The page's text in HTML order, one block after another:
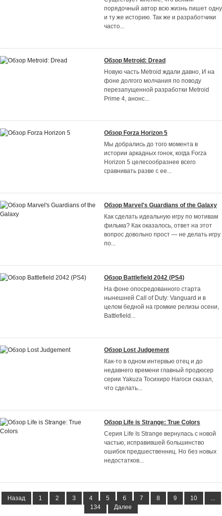
порядочный автор всю жизнь пишет одну
и ту же историю. Так же и разработчики
часто...
Обзор Metroid: Dread
Новую часть Metroid ждали давно, И на
фоне долгого молчания по поводу
перезапущенной разработки Metroid
Prime 4, анонс...
Обзор Forza Horizon 5
Мы добрались до того момента в
истории аркадных гонок, когда Forza
Horizon 5 целесообразнее всего
сравнивать разве с ее...
Обзор Marvel's Guardians of the Galaxy
Как сделать идеальную игру по мотивам
фильма? Как оказалось, ответ на этот
вопрос довольно прост — не делать игру
по...
Обзор Battlefield 2042 (PS4)
На фоне опосредованного старта
нынешней Call of Duty: Vanguard и в
целом бедной на громкие релизы осени,
Battlefield ...
Обзор Lost Judgement
Как-то в одном интервью отец и до
недавнего времени главный продюсер
серии Yakuza Тосихиро Нагоси сказал,
что сделать...
Обзор Life is Strange: True Colors
Серия Life Is Strange вернулась с новой
частью, исправившей большинство
ошибок предшественниц. Но без новых
недостатков...
Назад 1 2 3 4 5 6 7 8 9 10
...
134
Далее